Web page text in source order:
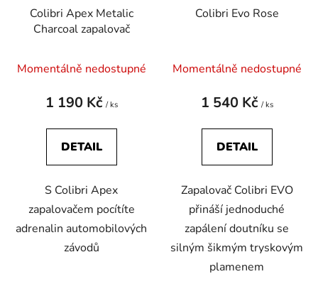
Colibri Apex Metalic
Charcoal zapalovač
Momentálně nedostupné
1 190 Kč / ks
DETAIL
S Colibri Apex
zapalovačem pocítíte
adrenalin automobilových
závodů
Colibri Evo Rose
Momentálně nedostupné
1 540 Kč / ks
DETAIL
Zapalovač Colibri EVO
přináší jednoduché
zapálení doutníku se
silným šikmým tryskovým
plamenem